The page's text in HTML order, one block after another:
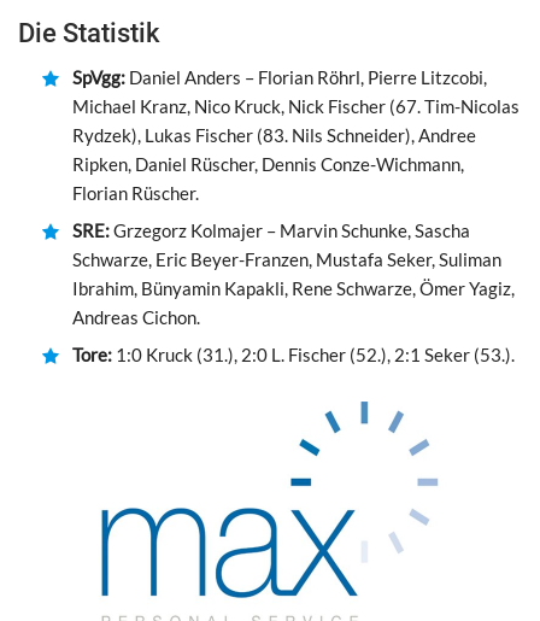
Die Statistik
SpVgg: Daniel Anders – Florian Röhrl, Pierre Litzcobi,
Michael Kranz, Nico Kruck, Nick Fischer (67. Tim-Nicolas
Rydzek), Lukas Fischer (83. Nils Schneider), Andree
Ripken, Daniel Rüscher, Dennis Conze-Wichmann,
Florian Rüscher.
SRE:Grzegorz Kolmajer – Marvin Schunke, Sascha
Schwarze, Eric Beyer-Franzen, Mustafa Seker, Suliman
Ibrahim, Bünyamin Kapakli, Rene Schwarze, Ömer Yagiz,
Andreas Cichon.
Tore: 1:0 Kruck (31.), 2:0 L. Fischer (52.), 2:1 Seker (53.).